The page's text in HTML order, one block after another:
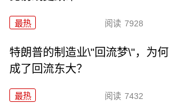
最热 阅读 7928
特朗普的制造业\"回流梦\"，为何
成了回流东大？
最热 阅读 7432